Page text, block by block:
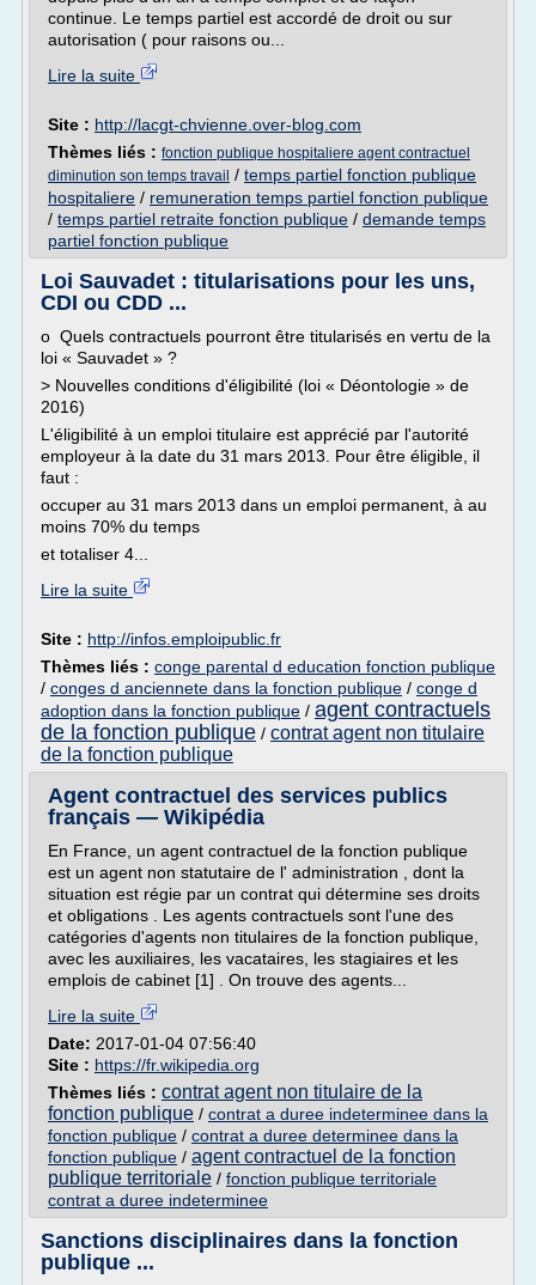
continue. Le temps partiel est accordé de droit ou sur
autorisation ( pour raisons ou...
Lire la suite
Site : http://lacgt-chvienne.over-blog.com
Thèmes liés : fonction publique hospitaliere agent contractuel
diminution son temps travail / temps partiel fonction publique
hospitaliere / remuneration temps partiel fonction publique
/ temps partiel retraite fonction publique / demande temps
partiel fonction publique
Loi Sauvadet : titularisations pour les uns,
CDI ou CDD ...
o Quels contractuels pourront être titularisés en vertu de la
loi « Sauvadet » ?
> Nouvelles conditions d'éligibilité (loi « Déontologie » de
2016)
L'éligibilité à un emploi titulaire est apprécié par l'autorité
employeur à la date du 31 mars 2013. Pour être éligible, il
faut :
occuper au 31 mars 2013 dans un emploi permanent, à au
moins 70% du temps
et totaliser 4...
Lire la suite
Site : http://infos.emploipublic.fr
Thèmes liés : conge parental d education fonction publique
/ conges d anciennete dans la fonction publique / conge d
adoption dans la fonction publique / agent contractuels
de la fonction publique / contrat agent non titulaire
de la fonction publique
Agent contractuel des services publics
français — Wikipédia
En France, un agent contractuel de la fonction publique
est un agent non statutaire de l' administration , dont la
situation est régie par un contrat qui détermine ses droits
et obligations . Les agents contractuels sont l'une des
catégories d'agents non titulaires de la fonction publique,
avec les auxiliaires, les vacataires, les stagiaires et les
emplois de cabinet [1] . On trouve des agents...
Lire la suite
Date: 2017-01-04 07:56:40
Site : https://fr.wikipedia.org
Thèmes liés : contrat agent non titulaire de la
fonction publique / contrat a duree indeterminee dans la
fonction publique / contrat a duree determinee dans la
fonction publique / agent contractuel de la fonction
publique territoriale / fonction publique territoriale
contrat a duree indeterminee
Sanctions disciplinaires dans la fonction
publique ...